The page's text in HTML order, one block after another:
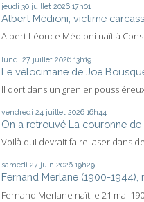
jeudi 30 juillet 2026 17h01
Albert Médioni, victime
Albert Léonce Médioni naît à
lundi 27 juillet 2026 13h19
Le vélocimane de Joë
Il dort dans un grenier
vendredi 24 juillet 2026 16h44
On a retrouvé La couronne de
Voilà qui devrait faire jaser dans
samedi 27 juin 2026 19h29
Fernand Merlane (1900-1944),
Fernand Merlane naît le 21 mai